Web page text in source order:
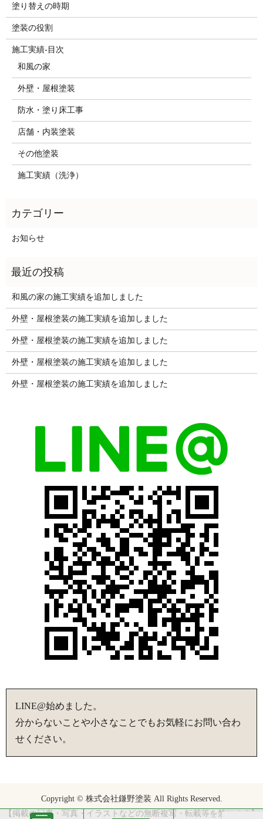
塗り替えの時期
塗装の役割
施工実績-目次
和風の家
外壁・屋根塗装
防水・塗り床工事
店舗・内装塗装
その他塗装
施工実績（洗浄）
お知らせ
和風の家の施工実績を追加しました
外壁・屋根塗装の施工実績を追加しました
外壁・屋根塗装の施工実績を追加しました
外壁・屋根塗装の施工実績を追加しました
外壁・屋根塗装の施工実績を追加しました
LINE@始めました。
分からないことや小さなことでもお気軽にお問い合わ
せください。
Copyright © 株式会社鎌野塗装 All Rights Reserved.
【掲載の記事・写真・イラストなどの無断複写・転載等を禁じます】